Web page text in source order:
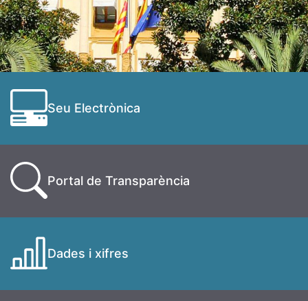
Seu Electrònica
Portal de Transparència
Dades i xifres